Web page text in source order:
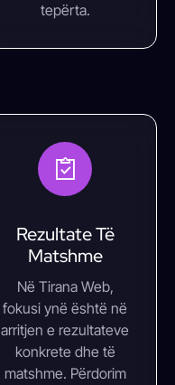
tepërta.
Rezultate Të
Matshme
Në Tirana Web,
fokusi ynë është në
arritjen e rezultateve
konkrete dhe të
matshme. Përdorim